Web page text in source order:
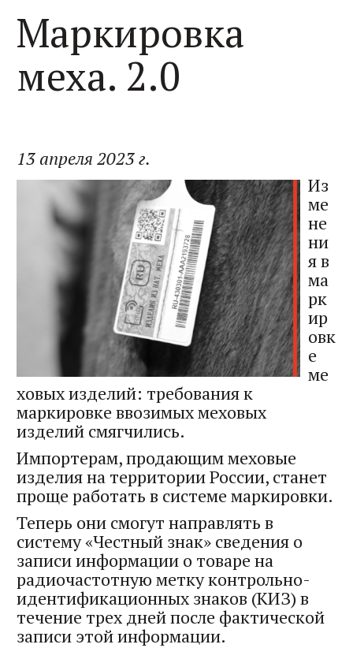
Маркировка
меха. 2.0
13 апреля 2023 г.
Из
ме
не
ни
я в
ма
рк
ир
овк
е
ме
ховых изделий: требования к
маркировке ввозимых меховых
изделий смягчились.
Импортерам, продающим меховые
изделия на территории России, станет
проще работать в системе маркировки.
Теперь они смогут направлять в
систему «Честный знак» сведения о
записи информации о товаре на
радиочастотную метку контрольно-
идентификационных знаков (КИЗ) в
течение трех дней после фактической
записи этой информации.